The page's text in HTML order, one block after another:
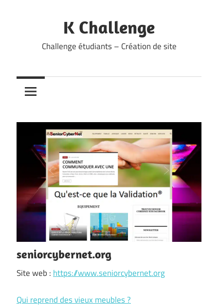
K Challenge
Challenge étudiants – Création de site
seniorcybernet.org
Site web : https://www.seniorcybernet.org
Qui reprend des vieux meubles ?